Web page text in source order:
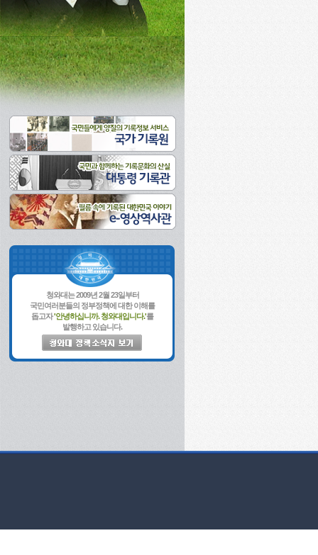
청와대는 2009년 2월 23일부터
국민여러분들의 정부정책에 대한 이해를
돕고자'안녕하십니까. 청와대입니다.'를
발행하고 있습니다.